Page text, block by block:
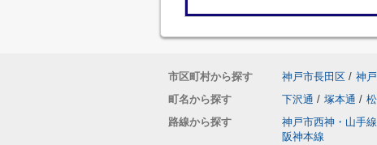
市区町村から探す 神戸市長田区 / 神
町名から探す
下沢通 / 塚本通 /
路線から探す
神戸市西神・山手線
阪神本線